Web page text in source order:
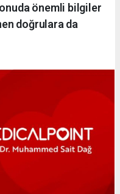
önemli bilgiler
doğrulara da